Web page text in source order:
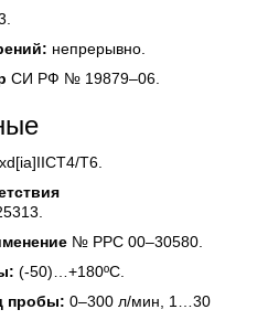
непрерывно.
СИ РФ № 19879–06.
T6.
№ РРС 00–30580.
(-50)…+180ºC.
пробы: 0–300 л/мин, 1…30